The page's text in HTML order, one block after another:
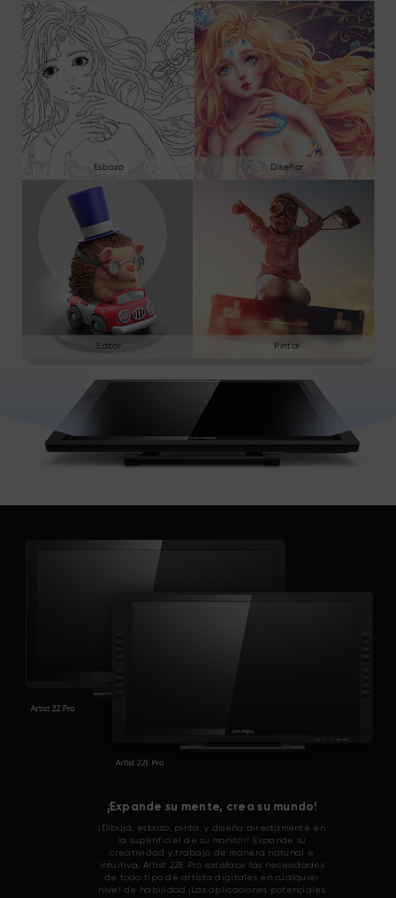
Esbozo Diseñar
Editar Pintar
¡Expande su mente, crea su mundo!
¡Dibuja, esbozo, pinta, y diseña directamente en
la superificiel de su monitor! Expande su
creatividad y trabajo de manera natunal e
intuitiva. Artist 22E Pro satisface las necesidades
de todo tipo de artista digitales en cualquier
nivel de habilidad.¡Las aplicaciones potenciales